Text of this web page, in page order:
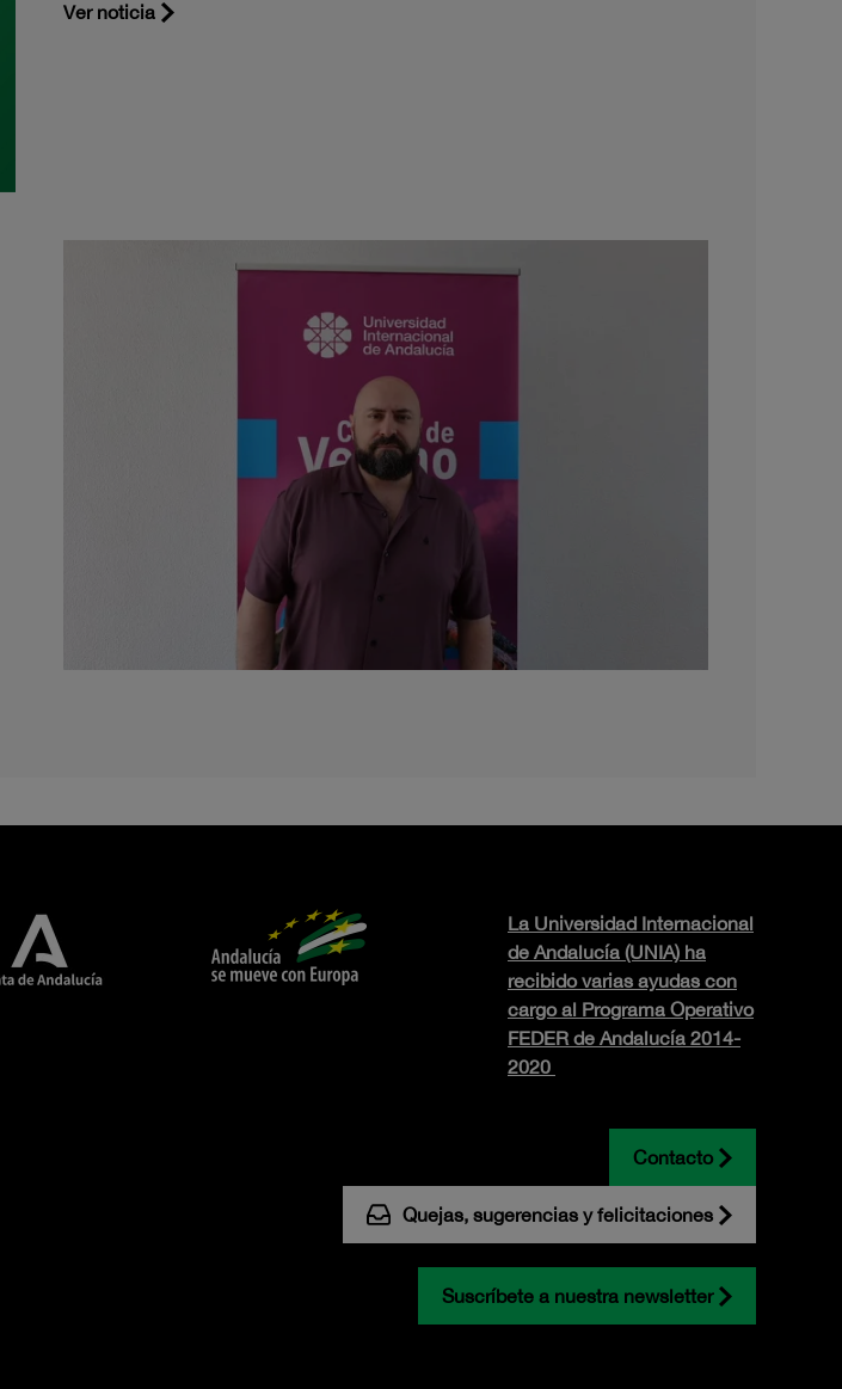
Ver noticia
La Universidad Internacional
de Andalucía (UNIA) ha
recibido varias ayudas con
cargo al Programa Operativo
FEDER de Andalucía 2014-
2020
Contacto
Quejas, sugerencias y felicitaciones
Suscríbete a nuestra newsletter